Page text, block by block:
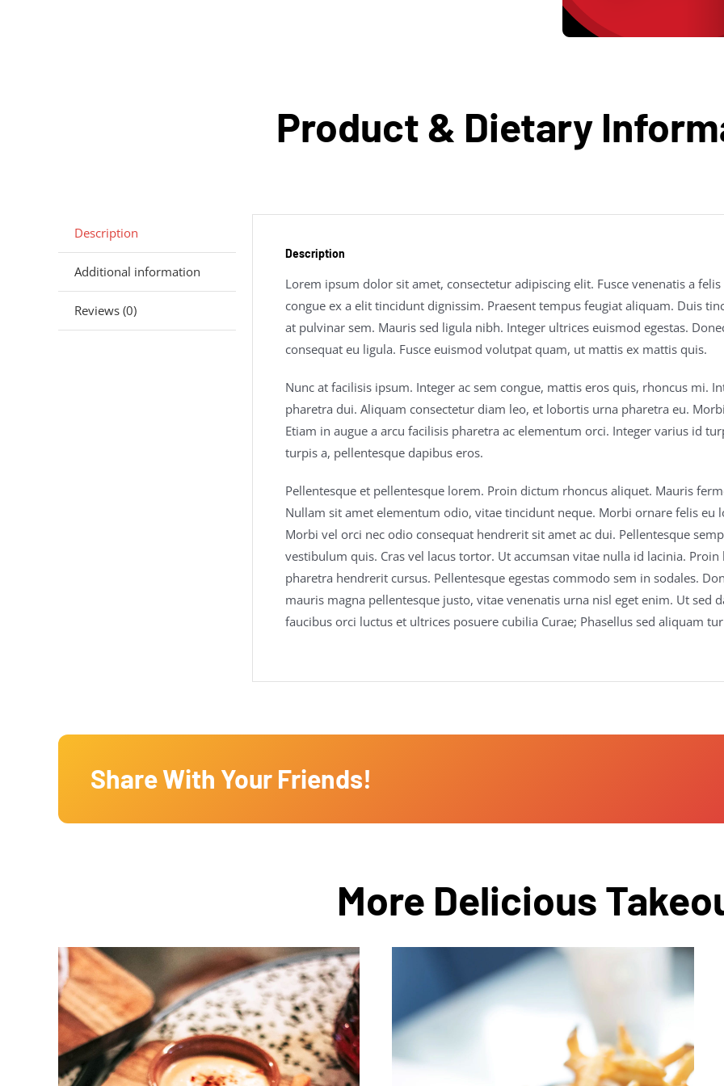
Product & Dietary
Description
Additional information
Reviews (0)
Description
Lorem ipsum dolor sit amet, consectetur adipiscing elit. Fusce venenatis a
congue ex a elit tincidunt dignissim. Praesent tempus feugiat aliquam. Duis
at pulvinar sem. Mauris sed ligula nibh. Integer ultrices euismod egestas.
consequat eu ligula. Fusce euismod volutpat quam, ut mattis ex mattis quis.
Nunc at facilisis ipsum. Integer ac sem congue, mattis eros quis, rhoncus mi.
pharetra dui. Aliquam consectetur diam leo, et lobortis urna pharetra eu.
Etiam in augue a arcu facilisis pharetra ac elementum orci. Integer varius id
turpis a, pellentesque dapibus eros.
Pellentesque et pellentesque lorem. Proin dictum rhoncus aliquet. Mauris
Nullam sit amet elementum odio, vitae tincidunt neque. Morbi ornare felis eu
Morbi vel orci nec odio consequat hendrerit sit amet ac dui. Pellentesque
vestibulum quis. Cras vel lacus tortor. Ut accumsan vitae nulla id lacinia.
pharetra hendrerit cursus. Pellentesque egestas commodo sem in sodales.
mauris magna pellentesque justo, vitae venenatis urna nisl eget enim. Ut sed
faucibus orci luctus et ultrices posuere cubilia Curae; Phasellus sed aliquam
Share With Your Friends!
More Delicious